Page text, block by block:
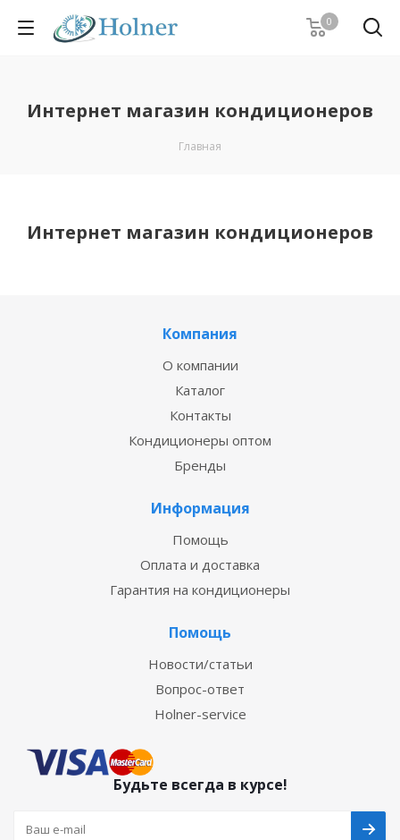
0
Интернет магазин кондиционеров
Главная
Интернет магазин кондиционеров
Компания
О компании
Каталог
Контакты
Кондиционеры оптом
Бренды
Информация
Помощь
Оплата и доставка
Гарантия на кондиционеры
Помощь
Новости/статьи
Вопрос-ответ
Holner-service
Будьте всегда в курсе!